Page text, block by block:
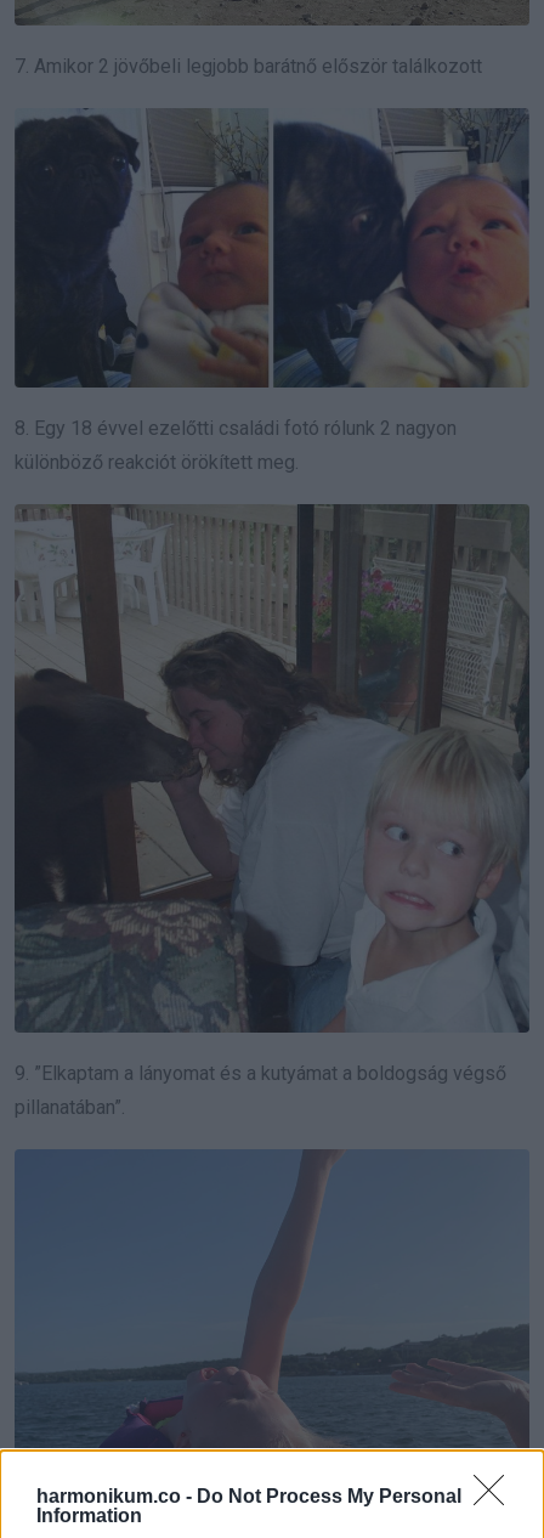
harmonikum.co - Do Not Process My Personal
Information
7. Amikor 2 jövőbeli legjobb barátnő először találkozott
8. Egy 18 évvel ezelőtti családi fotó rólunk 2 nagyon
különböző reakciót örökített meg.
9. ”Elkaptam a lányomat és a kutyámat a boldogság végső
pillanatában”.